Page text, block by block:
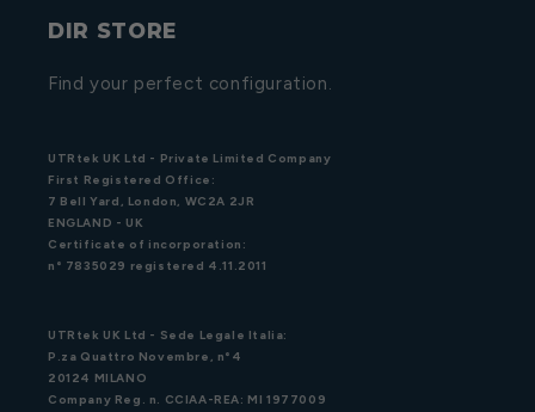
DIR STORE
Find your perfect configuration.
UTRtek UK Ltd - Private Limited Company
First Registered Office:
7 Bell Yard, London, WC2A 2JR
ENGLAND - UK
Certificate of incorporation:
n° 7835029 registered 4.11.2011
UTRtek UK Ltd - Sede Legale Italia:
P.za Quattro Novembre, n°4
20124 MILANO
Company Reg. n. CCIAA-REA: MI 1977009